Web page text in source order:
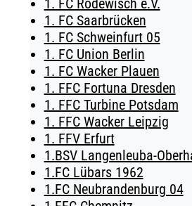
1. FC Rodewisch e.V.
1. FC Saarbrücken
1. FC Schweinfurt 05
1. FC Union Berlin
1. FC Wacker Plauen
1. FFC Fortuna Dresden
1. FFC Turbine Potsdam
1. FFC Wacker Leipzig
1. FFV Erfurt
1.BSV Langenleuba-
1.FC Lübars 1962
1.FC Neubrandenburg 04